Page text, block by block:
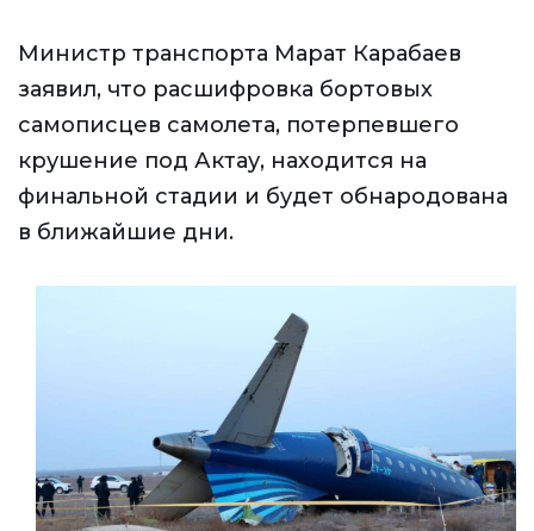
Министр транспорта Марат Карабаев
заявил, что расшифровка бортовых
самописцев самолета, потерпевшего
крушение под Актау, находится на
финальной стадии и будет обнародована
в ближайшие дни.